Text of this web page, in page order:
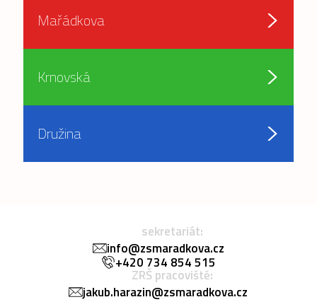
Mařádkova
Krnovská
Družina
sekretariát:
info@zsmaradkova.cz
+420 734 854 515
ZRŠ pracoviště:
jakub.harazin@zsmaradkova.cz